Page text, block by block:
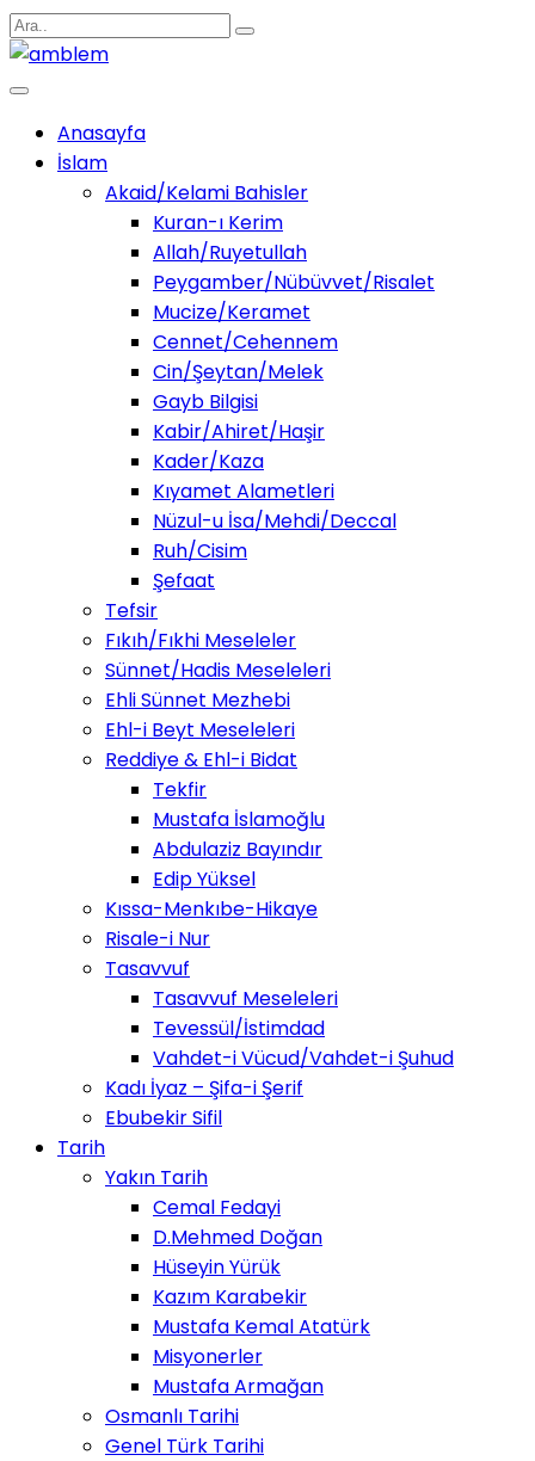
Anasayfa
İslam
Akaid/Kelami Bahisler
Kuran-ı Kerim
Allah/Ruyetullah
Peygamber/Nübüvvet/Risalet
Mucize/Keramet
Cennet/Cehennem
Cin/Şeytan/Melek
Gayb Bilgisi
Kabir/Ahiret/Haşir
Kader/Kaza
Kıyamet Alametleri
Nüzul-u İsa/Mehdi/Deccal
Ruh/Cisim
Şefaat
Tefsir
Fıkıh/Fıkhi Meseleler
Sünnet/Hadis Meseleleri
Ehli Sünnet Mezhebi
Ehl-i Beyt Meseleleri
Reddiye & Ehl-i Bidat
Tekfir
Mustafa İslamoğlu
Abdulaziz Bayındır
Edip Yüksel
Kıssa-Menkıbe-Hikaye
Risale-i Nur
Tasavvuf
Tasavvuf Meseleleri
Tevessül/İstimdad
Vahdet-i Vücud/Vahdet-i Şuhud
Kadı İyaz – Şifa-i Şerif
Ebubekir Sifil
Tarih
Yakın Tarih
Cemal Fedayi
D.Mehmed Doğan
Hüseyin Yürük
Kazım Karabekir
Mustafa Kemal Atatürk
Misyonerler
Mustafa Armağan
Osmanlı Tarihi
Genel Türk Tarihi